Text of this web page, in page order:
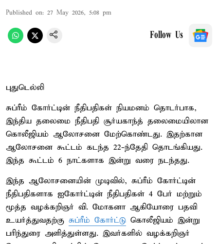
Published on: 27 May 2026, 5:08 pm
Follow Us
புதுடெல்லி
சுப்ரீம் கோர்ட்டின் நீதிபதிகள் நியமனம் தொடர்பாக,
இந்திய தலைமை நீதிபதி சூர்யகாந்த் தலைமையிலான
கொலீஜியம் ஆலோசனை மேற்கொண்டது. இதற்கான
ஆலோசனை கூட்டம் கடந்த 22-ந்தேதி தொடங்கியது.
இந்த கூட்டம் 6 நாட்களாக இன்று வரை நடந்தது.
இந்த ஆலோசனையின் முடிவில், சுப்ரீம் கோர்ட்டின்
நீதிபதிகளாக ஐகோர்ட்டின் நீதிபதிகள் 4 பேர் மற்றும்
மூத்த வழக்கறிஞர் வி. மோகனா ஆகியோரை பதவி
உயர்த்துவதற்கு சுப்ரீம் கோர்ட்டு கொலீஜியம் இன்று
பரிந்துரை அளித்துள்ளது. இவர்களில் வழக்கறிஞர்